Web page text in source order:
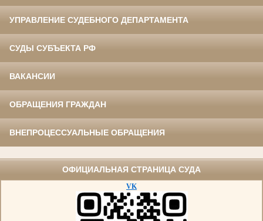
УПРАВЛЕНИЕ СУДЕБНОГО ДЕПАРТАМЕНТА
СУДЫ СУБЪЕКТА РФ
ВАКАНСИИ
ОБРАЩЕНИЯ ГРАЖДАН
ВНЕПРОЦЕССУАЛЬНЫЕ ОБРАЩЕНИЯ
ОФИЦИАЛЬНАЯ СТРАНИЦА СУДА
VK